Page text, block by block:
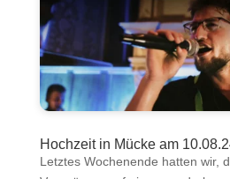
Hochzeit in Mücke am
Letztes Wochenende hatten wir,